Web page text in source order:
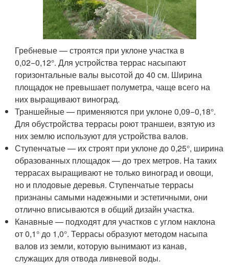
Гребневые — строятся при уклоне участка в
0,02−0,12°. Для устройства террас насыпают
горизонтальные валы высотой до 40 см. Ширина
площадок не превышает полуметра, чаще всего на
них выращивают виноград.
Траншейные — применяются при уклоне 0,09−0,18°.
Для обустройства террасы роют траншеи, взятую из
них землю используют для устройства валов.
Ступенчатые — их строят при уклоне до 0,25°, ширина
образованных площадок — до трех метров. На таких
террасах выращивают не только виноград и овощи,
но и плодовые деревья. Ступенчатые террасы
признаны самыми надежными и эстетичными, они
отлично вписываются в общий дизайн участка.
Канавные — подходят для участков с углом наклона
от 0,1° до 1,0°. Террасы образуют методом насыпа
валов из земли, которую вынимают из канав,
служащих для отвода ливневой воды.